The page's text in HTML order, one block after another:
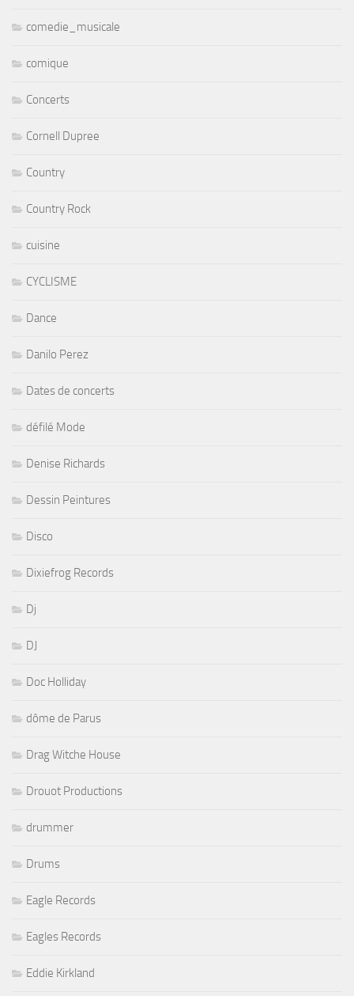
comedie_musicale
comique
Concerts
Cornell Dupree
Country
Country Rock
cuisine
CYCLISME
Dance
Danilo Perez
Dates de concerts
défilé Mode
Denise Richards
Dessin Peintures
Disco
Dixiefrog Records
Dj
DJ
Doc Holliday
dôme de Parus
Drag Witche House
Drouot Productions
drummer
Drums
Eagle Records
Eagles Records
Eddie Kirkland